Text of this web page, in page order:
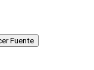
Fuente